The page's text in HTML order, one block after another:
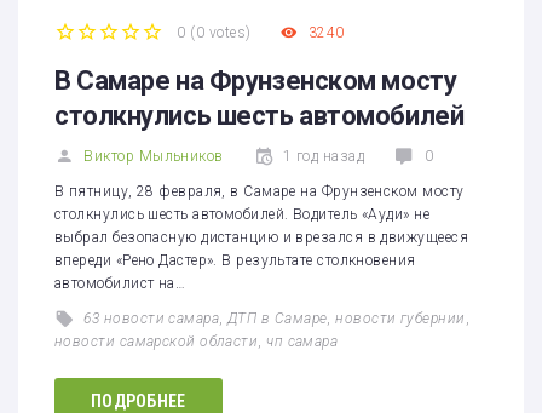
0 (0 votes) 3240
В Самаре на Фрунзенском мосту
столкнулись шесть автомобилей
Виктор Мыльников 1 год назад 0
В пятницу, 28 февраля, в Самаре на Фрунзенском мосту
столкнулись шесть автомобилей. Водитель «Ауди» не
выбрал безопасную дистанцию и врезался в движущееся
впереди «Рено Дастер». В результате столкновения
автомобилист на…
63 новости самара ДТП в Самаре ,новости губернии
новости самарской области
чп самара
ПОДРОБНЕЕ